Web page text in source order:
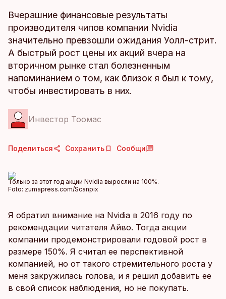
Вчерашние финансовые результаты
производителя чипов компании Nvidia
значительно превзошли ожидания Уолл-стрит.
А быстрый рост цены их акций вчера на
вторичном рынке стал болезненным
напоминанием о том, как близок я был к тому,
чтобы инвестировать в них.
Инвестор Тоомас
Поделиться Сохранить Сообщи
Только за этот год акции Nvidia выросли на 100%.
Foto: zumapress.com/Scanpix
Я обратил внимание на Nvidia в 2016 году по
рекомендации читателя Айво. Тогда акции
компании продемонстрировали годовой рост в
размере 150%. Я считал ее перспективной
компанией, но от такого стремительного роста у
меня закружилась голова, и я решил добавить ее
в свой список наблюдения, но не покупать.